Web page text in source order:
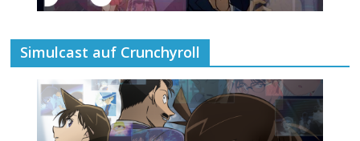
Simulcast auf Crunchyroll